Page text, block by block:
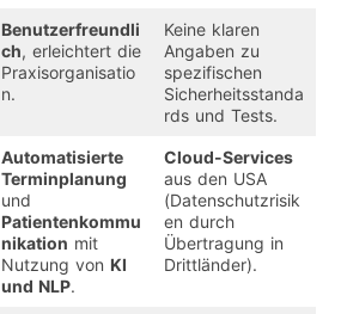
Benutzerfreundli
ch, erleichtert die
Praxisorganisatio
n.
Keine klaren
Angaben zu
spezifischen
Sicherheitsstanda
rds und Tests.
Automatisierte
Terminplanung
und
Patientenkommu
nikation mit
Nutzung von KI
und NLP.
Cloud-Services
aus den USA
(Datenschutzrisik
en durch
Übertragung in
Drittländer).